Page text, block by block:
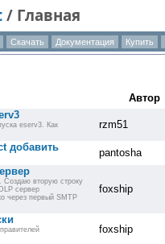
/ Главная
Скачать Документация Купить
Автор
eserv3. Как
rzm51
добавить
pantosha
Создаю вторую строку
сервер
через первый SMTP
foxship
foxship